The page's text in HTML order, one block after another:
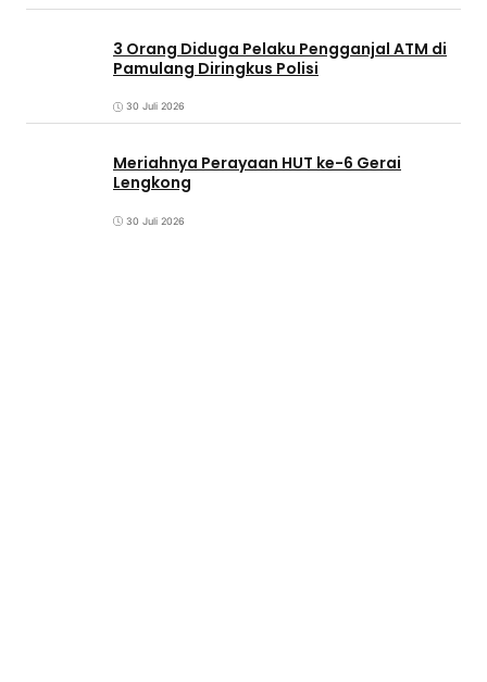
3 Orang Diduga Pelaku Pengganjal ATM di
Pamulang Diringkus Polisi
30 Juli 2026
Meriahnya Perayaan HUT ke-6 Gerai
Lengkong
30 Juli 2026